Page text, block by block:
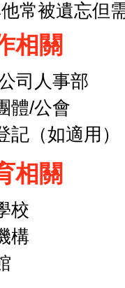
常被遺忘但
相關
司人事部
體/公會
記（如適用）
相關
校
構